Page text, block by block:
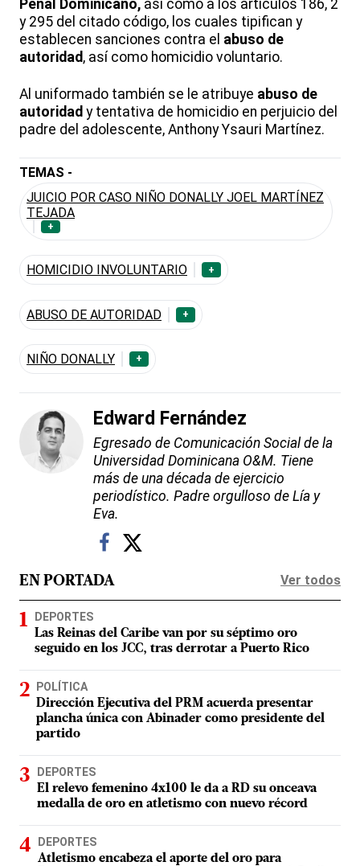
Penal Dominicano, así como a los artículos 186, 2
y 295 del citado código, los cuales tipifican y
establecen sanciones contra el abuso de
autoridad, así como homicidio voluntario.
Al uniformado también se le atribuye abuso de
autoridad y tentativa de homicidio en perjuicio del
padre del adolescente, Anthony Ysauri Martínez.
TEMAS -
JUICIO POR CASO NIÑO DONALLY JOEL MARTÍNEZ
TEJADA
+
HOMICIDIO INVOLUNTARIO +
ABUSO DE AUTORIDAD +
NIÑO DONALLY +
Edward Fernández
Egresado de Comunicación Social de la
Universidad Dominicana O&M. Tiene
más de una década de ejercicio
periodístico. Padre orgulloso de Lía y
Eva.
EN PORTADA Ver todos
DEPORTES
Las Reinas del Caribe van por su séptimo oro
seguido en los JCC, tras derrotar a Puerto Rico
POLÍTICA
Dirección Ejecutiva del PRM acuerda presentar
plancha única con Abinader como presidente del
partido
DEPORTES
El relevo femenino 4x100 le da a RD su onceava
medalla de oro en atletismo con nuevo récord
DEPORTES
Atletismo encabeza el aporte del oro para